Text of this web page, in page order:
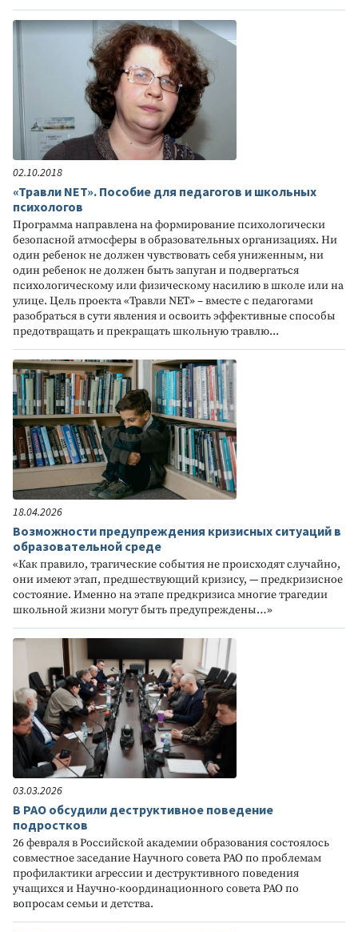
02.10.2018
«Травли NET». Пособие для педагогов и школьных
психологов
Программа направлена на формирование психологически
безопасной атмосферы в образовательных организациях. Ни
один ребенок не должен чувствовать себя униженным, ни
один ребенок не должен быть запуган и подвергаться
психологическому или физическому насилию в школе или на
улице. Цель проекта «Травли NET» – вместе с педагогами
разобраться в сути явления и освоить эффективные способы
предотвращать и прекращать школьную травлю...
18.04.2026
Возможности предупреждения кризисных ситуаций в
образовательной среде
«Как правило, трагические события не происходят случайно,
они имеют этап, предшествующий кризису, — предкризисное
состояние. Именно на этапе предкризиса многие трагедии
школьной жизни могут быть предупреждены…»
03.03.2026
В РАО обсудили деструктивное поведение
подростков
26 февраля в Российской академии образования состоялось
совместное заседание Научного совета РАО по проблемам
профилактики агрессии и деструктивного поведения
учащихся и Научно-координационного совета РАО по
вопросам семьи и детства.